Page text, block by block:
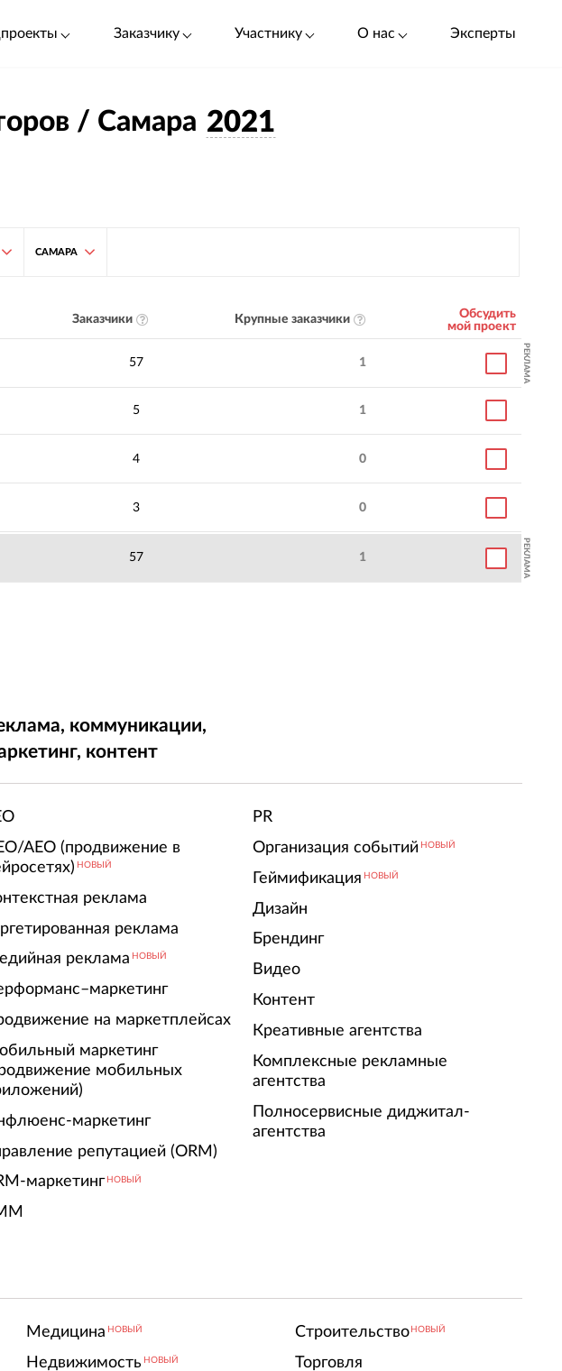
Заказчику Участнику О нас Эксперты
/ Самара 2021
САМАРА
Заказчики Крупные заказчики
Обсудить
мой проект
57 1 РЕКЛАМА
5 1
4 0
3 0
57 1 РЕКЛАМА
коммуникации,
контент
AEO (продвижение в
НОВЫЙ
реклама
реклама
реклама НОВЫЙ
на маркетплейсах
маркетинг
мобильных
маркетинг
репутацией (ORM)
маркетинг НОВЫЙ
PR
Организация событий НОВЫЙ
Геймификация НОВЫЙ
Дизайн
Брендинг
Видео
Контент
Креативные агентства
Комплексные рекламные
агентства
Полносервисные диджитал-
агентства
Медицина НОВЫЙ
Недвижимость НОВЫЙ
Строительство НОВЫЙ
Торговля